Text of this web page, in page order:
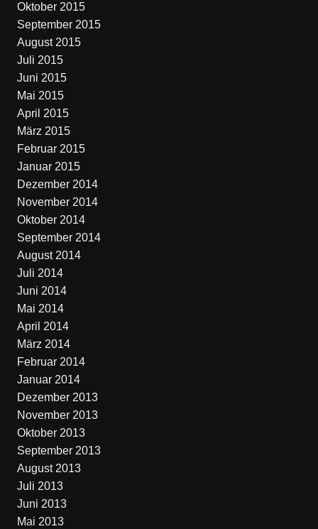
Oktober 2015
September 2015
August 2015
Juli 2015
Juni 2015
Mai 2015
April 2015
März 2015
Februar 2015
Januar 2015
Dezember 2014
November 2014
Oktober 2014
September 2014
August 2014
Juli 2014
Juni 2014
Mai 2014
April 2014
März 2014
Februar 2014
Januar 2014
Dezember 2013
November 2013
Oktober 2013
September 2013
August 2013
Juli 2013
Juni 2013
Mai 2013